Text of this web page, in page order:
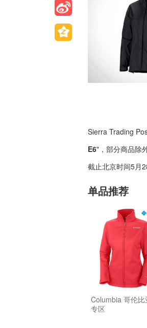
Sierra Trading
E6"，部分商品除
截止北京时间5月
单品推荐
Columbia 哥伦比
专区